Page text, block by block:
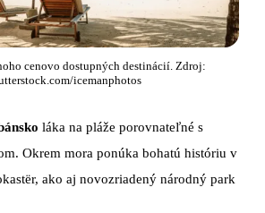
cenovo dostupných destinácií. Zdroj:
icemanphotos
láka na pláže porovnateľné s
Okrem mora ponúka bohatú históriu v
ako aj novozriadený národný park